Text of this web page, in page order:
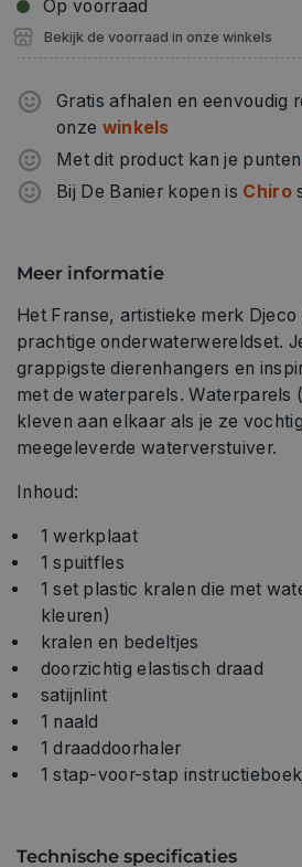
Op voorraad
Bekijk de voorraad in onze winkels
Gratis afhalen en eenvoudig
onze winkels
Met dit product kan je punten
Bij De Banier kopen is Chiro
Meer informatie
Het Franse, artistieke merk
prachtige onderwaterwereldset.
grappigste dierenhangers en
met de waterparels. Waterparels
kleven aan elkaar als je ze
meegeleverde waterverstuiver.
Inhoud:
1 werkplaat
1 spuitfles
1 set plastic kralen die met
kleuren)
kralen en bedeltjes
doorzichtig elastisch draad
satijnlint
1 naald
1 draaddoorhaler
1 stap-voor-stap
Technische specificaties